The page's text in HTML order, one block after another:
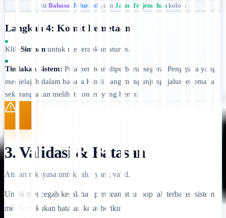
Isi Bahasa Jalur Asli , dan Jalur Terjemahankolom
Langkah 4: Komit Pemetaan
Klik Simpan untuk menerapkan aturan.
Tindakan Sistem: Peta perutean diperbarui segera. Pengguna yang
menjelajah dalam bahasa Hindi yang mengunjungi jalur terjemahan
sekarang akan melihat konten yang benar.
3. Validasi & Batasan
Aturan rekayasa untuk jalur yang valid.
Untuk mencegah kesalahan perutean atau loop tak terbatas, sistem
memberlakukan batasan ketat berikut: